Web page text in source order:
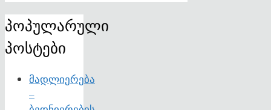
პოპულარული
პოსტები
მადლიერება
–